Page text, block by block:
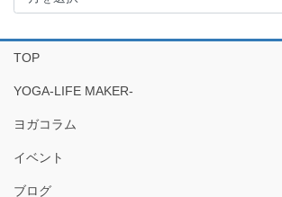
イ
ブ
TOP
YOGA-LIFE MAKER-
ヨガコラム
イベント
ブログ